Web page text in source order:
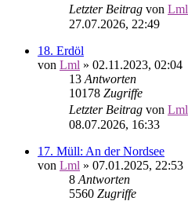
Letzter Beitrag von Lml
27.07.2026, 22:49
18. Erdöl
von Lml » 02.11.2023, 02:04
13 Antworten
10178 Zugriffe
Letzter Beitrag von Lml
08.07.2026, 16:33
17. Müll: An der Nordsee
von Lml » 07.01.2025, 22:53
8 Antworten
5560 Zugriffe